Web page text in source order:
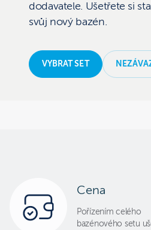
dodavatele. Ušetřete si
svůj nový bazén.
VYBRAT SET
Cena
Pořízením celého
bazénového setu